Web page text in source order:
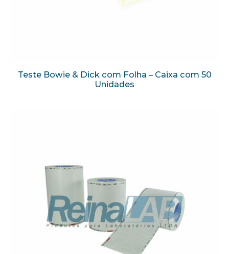
Teste Bowie & Dick com Folha – Caixa com 50
Unidades